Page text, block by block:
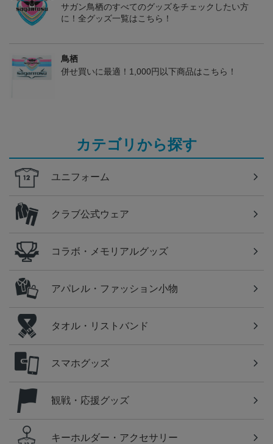
サガン鳥栖のすべてのグッズをチェックしたい方
に！全グッズ一覧はこちら！
鳥栖
併せ買いに最適！1,000円以下商品はこちら！
カテゴリから探す
ユニフォーム
クラブ公式ウェア
コラボ・メモリアルグッズ
アパレル・ファッション小物
タオル・リストバンド
スマホグッズ
観戦・応援グッズ
キーホルダー・アクセサリー